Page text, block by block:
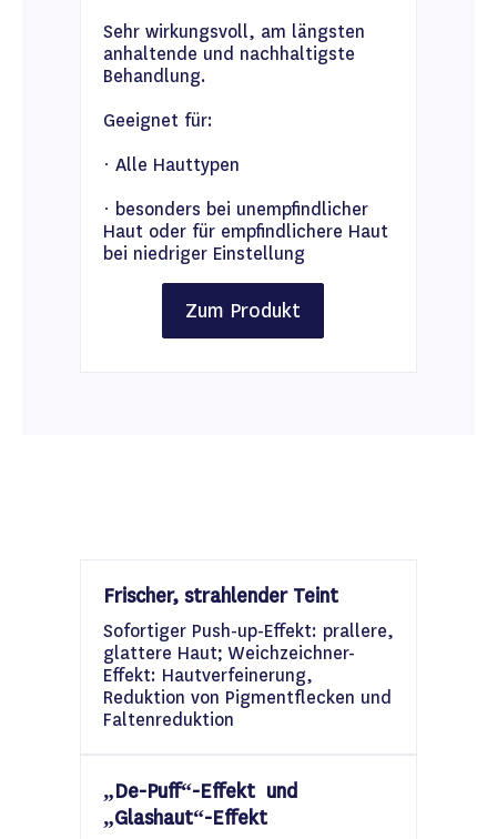
Sehr wirkungsvoll, am längsten
anhaltende und nachhaltigste
Behandlung.
Geeignet für:
· Alle Hauttypen
· besonders bei unempfindlicher
Haut oder für empfindlichere Haut
bei niedriger Einstellung
Zum Produkt
Frischer, strahlender Teint
Sofortiger Push-up-Effekt: prallere,
glattere Haut; Weichzeichner-
Effekt: Hautverfeinerung,
Reduktion von Pigmentflecken und
Faltenreduktion
„De-Puff“-Effekt und
„Glashaut“-Effekt